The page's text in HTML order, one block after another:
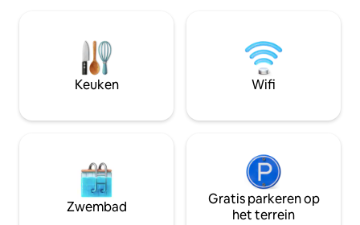
per nacht). Transportniveau: 10 minuten
lopen van het
min van
van treinstation
Keuken Wifi
Zwembad
Gratis parkeren op
het terrein